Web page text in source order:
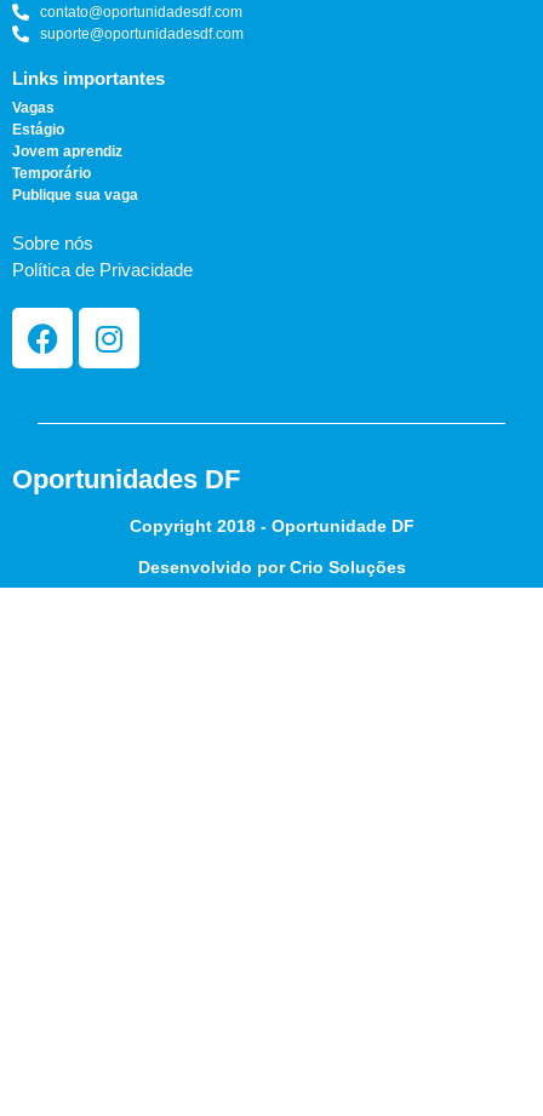
contato@oportunidadesdf.com
suporte@oportunidadesdf.com
Links importantes
Vagas
Estágio
Jovem aprendiz
Temporário
Publique sua vaga
Sobre nós
Política de Privacidade
Oportunidades DF
Copyright 2018 - Oportunidade DF
Desenvolvido por Crio Soluções